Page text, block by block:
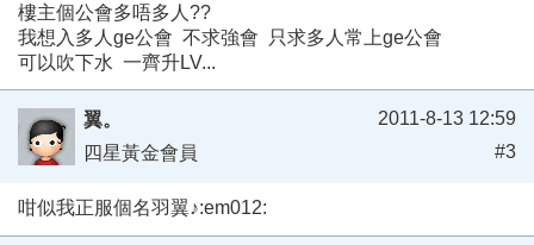
樓主個公會多唔多人??
我想入多人ge公會 不求強會 只求多人常上ge公會
可以吹下水 一齊升LV...
翼。
四星黃金會員
2011-8-13 12:59
#3
咁似我正服個名羽翼♪:em012: